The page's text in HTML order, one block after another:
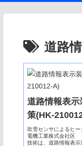
道路
道路情報表
策(HK-
吹雪センサによるヒ
電機工業株式会社区
技術は、道路情報表示